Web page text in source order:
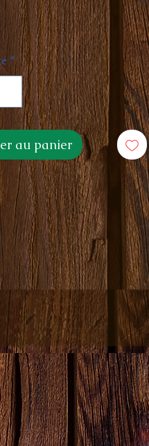
*
au panier